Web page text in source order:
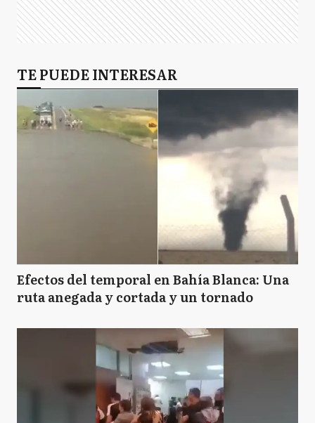
TE PUEDE INTERESAR
Efectos del temporal en Bahía Blanca: Una
ruta anegada y cortada y un tornado